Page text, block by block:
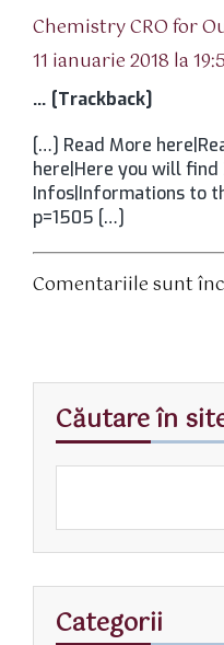
Chemistry CRO for
11 ianuarie 2018 la
… [Trackback]
[…] Read More
here|Here you will
Infos|Informations to
p=1505 […]
Comentariile sunt
Căutare în
Categorii